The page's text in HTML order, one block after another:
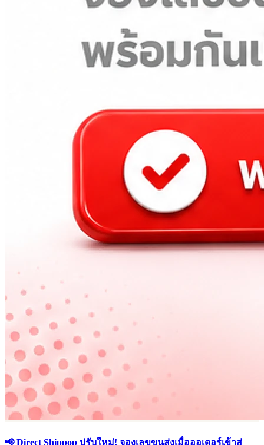
📢 Direct Shippop ปรับใหม่! จองเลขขนส่งเมื่อออเดอร์เข้าสู่